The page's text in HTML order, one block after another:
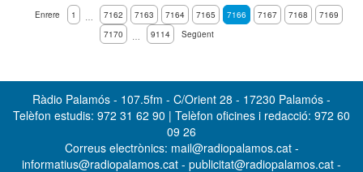
Enrere 1 … 7162 7163 7164 7165 7166 7167 7168
7169
7170
… 9114 Següent
Ràdio Palamós - 107.5fm - C/Orient 28 - 17230 Palamós -
Telèfon estudis: 972 31 62 90 | Telèfon oficines i redacció: 972 60
09 26
Correus electrònics: mail@radiopalamos.cat -
informatius@radiopalamos.cat - publicitat@radiopalamos.cat -